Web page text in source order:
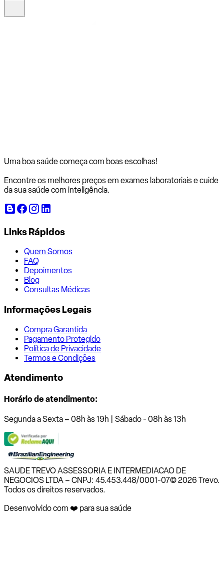
Uma boa saúde começa com boas escolhas!
Encontre os melhores preços em exames laboratoriais e cuide
da sua saúde com inteligência.
Links Rápidos
Quem Somos
FAQ
Depoimentos
Blog
Consultas Médicas
Informações Legais
Compra Garantida
Pagamento Protegido
Política de Privacidade
Termos e Condições
Atendimento
Horário de atendimento:
Segunda a Sexta – 08h às 19h | Sábado - 08h às 13h
SAUDE TREVO ASSESSORIA E INTERMEDIACAO DE
NEGOCIOS LTDA – CNPJ: 45.453.448/0001-07© 2026 Trevo.
Todos os direitos reservados.
Desenvolvido com ❤️ para sua saúde